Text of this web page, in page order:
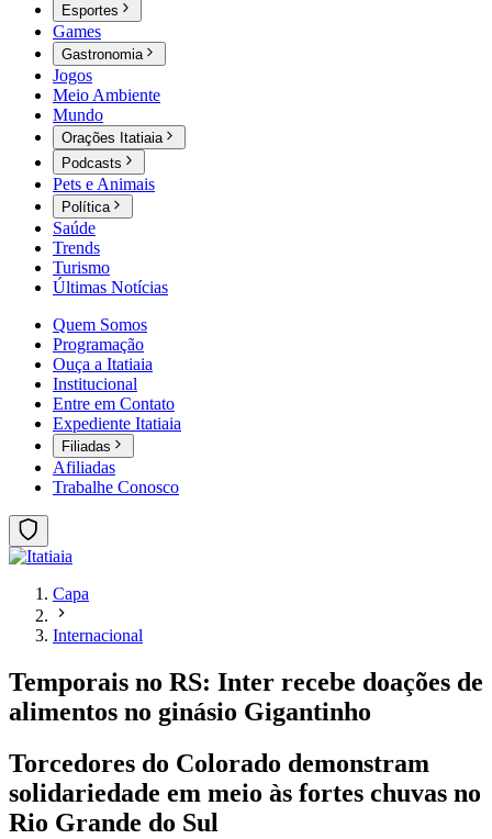
Esportes
Games
Gastronomia
Jogos
Meio Ambiente
Mundo
Orações Itatiaia
Podcasts
Pets e Animais
Política
Saúde
Trends
Turismo
Últimas Notícias
Quem Somos
Programação
Ouça a Itatiaia
Institucional
Entre em Contato
Expediente Itatiaia
Filiadas
Afiliadas
Trabalhe Conosco
Capa
Internacional
Temporais no RS: Inter recebe doações de
alimentos no ginásio Gigantinho
Torcedores do Colorado demonstram
solidariedade em meio às fortes chuvas no
Rio Grande do Sul